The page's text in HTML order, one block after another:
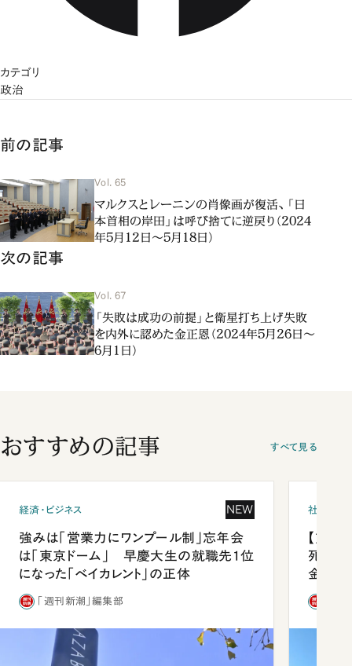
カテゴリ
政治
前の記事
Vol. 65
マルクスとレーニンの肖像画が復活、「日
本首相の岸田」は呼び捨てに逆戻り（2024
年5月12日～5月18日）
次の記事
Vol. 67
「失敗は成功の前提」と衛星打ち上げ失敗
を内外に認めた金正恩（2024年5月26日～
6月1日）
おすすめの記事 すべて見る
経済・ビジネス NEW
強みは「営業力にワンプール制」忘年会
は「東京ドーム」 早慶大生の就職先1位
になった「ベイカレント」の正体
「週刊新潮」編集部
社会
【熊本
死を分
金」